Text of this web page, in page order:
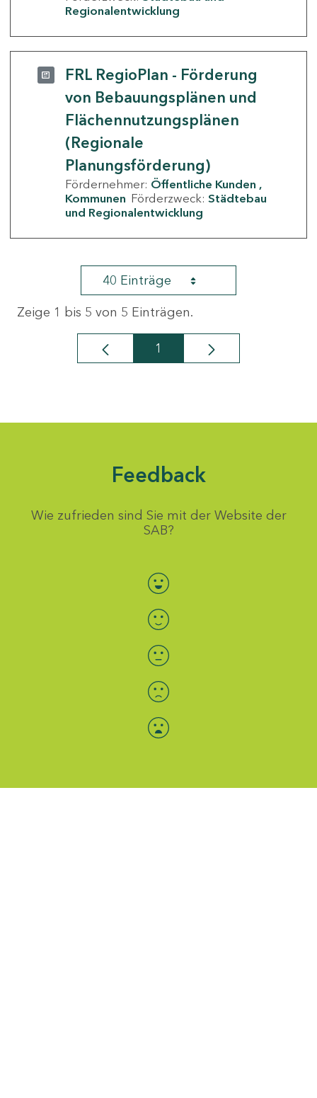
Regionalentwicklung
FRL RegioPlan - Förderung
von Bebauungsplänen und
Flächennutzungsplänen
(Regionale
Planungsförderung)
Fördernehmer: Öffentliche Kunden
Kommunen Förderzweck: Städtebau
und Regionalentwicklung
40 Einträge
Zeige 1 bis 5 von 5 Einträgen.
Seite
1
Feedback
Wie zufrieden sind Sie mit der Website der
SAB?
Bewertung auswählen